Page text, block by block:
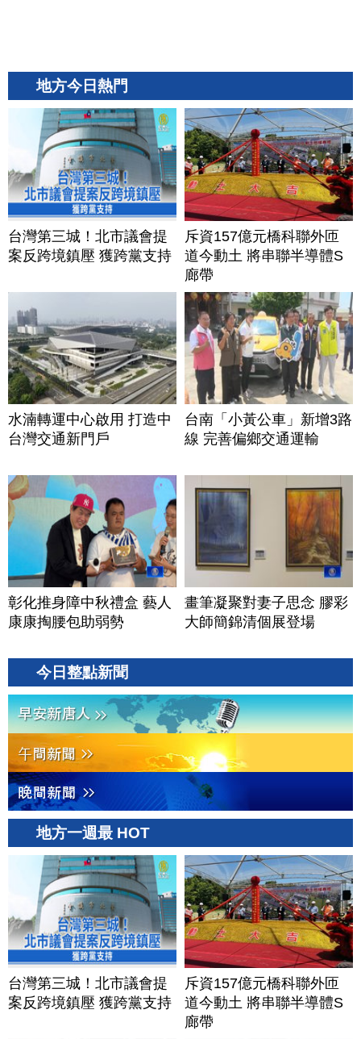
地方今日熱門
台灣第三城！北市議會提
案反跨境鎮壓 獲跨黨支持
斥資157億元橋科聯外匝
道今動土 將串聯半導體S
廊帶
水湳轉運中心啟用 打造中
台灣交通新門戶
台南「小黃公車」新增3路
線 完善偏鄉交通運輸
彰化推身障中秋禮盒 藝人
康康掏腰包助弱勢
畫筆凝聚對妻子思念 膠彩
大師簡錦清個展登場
今日整點新聞
地方一週最 HOT
台灣第三城！北市議會提
案反跨境鎮壓 獲跨黨支持
斥資157億元橋科聯外匝
道今動土 將串聯半導體S
廊帶